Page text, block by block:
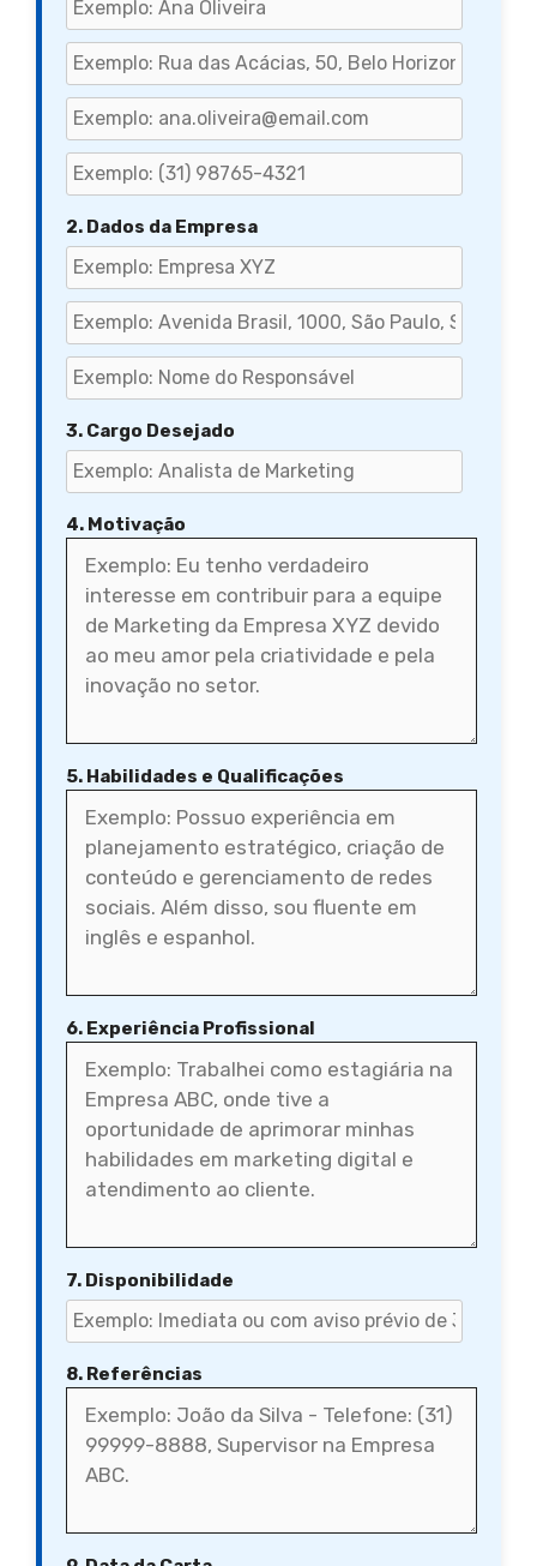
2. Dados da Empresa
3. Cargo Desejado
4. Motivação
5. Habilidades e Qualificações
6. Experiência Profissional
7. Disponibilidade
8. Referências